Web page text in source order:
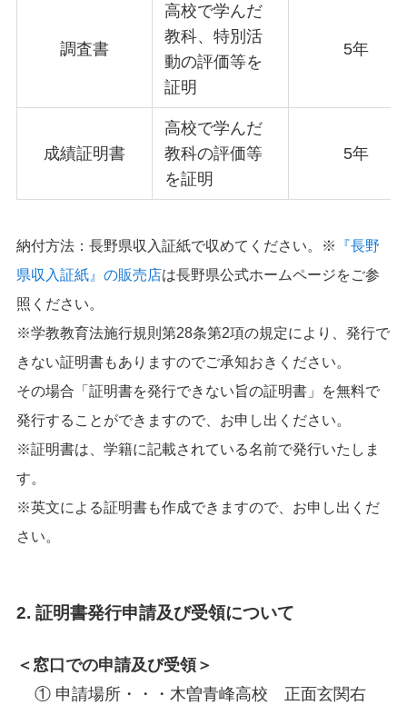
調査書
高校で学んだ
教科、特別活
動の評価等を
証明
5年
成績証明書
高校で学んだ
教科の評価等
を証明
5年
納付方法：長野県収入証紙で収めてください。※
『長野
県収入証紙』の販売店は長野県公式ホームページをご参
照ください。
※学教教育法施行規則第28条第2項の規定により、発行で
きない証明書もありますのでご承知おきください。
その場合「証明書を発行できない旨の証明書」を無料で
発行することができますので、お申し出ください。
※証明書は、学籍に記載されている名前で発行いたしま
す。
※英文による証明書も作成できますので、お申し出くだ
さい。
2. 証明書発行申請及び受領について
＜窓口での申請及び受領＞
① 申請場所・・・木曽青峰高校 正面玄関右